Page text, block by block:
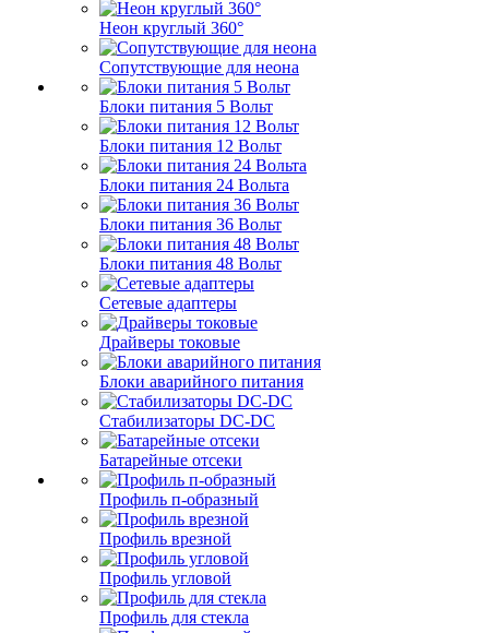
Неон круглый 360°
Сопутствующие для неона
Блоки питания 5 Вольт
Блоки питания 12 Вольт
Блоки питания 24 Вольта
Блоки питания 36 Вольт
Блоки питания 48 Вольт
Сетевые адаптеры
Драйверы токовые
Блоки аварийного питания
Стабилизаторы DC-DC
Батарейные отсеки
Профиль п-образный
Профиль врезной
Профиль угловой
Профиль для стекла